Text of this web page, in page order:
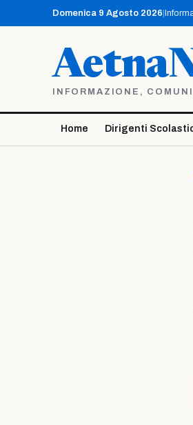
contenuto
Domenica 9 Agosto 2026
INFORMAZIONE,
Home Dirigenti